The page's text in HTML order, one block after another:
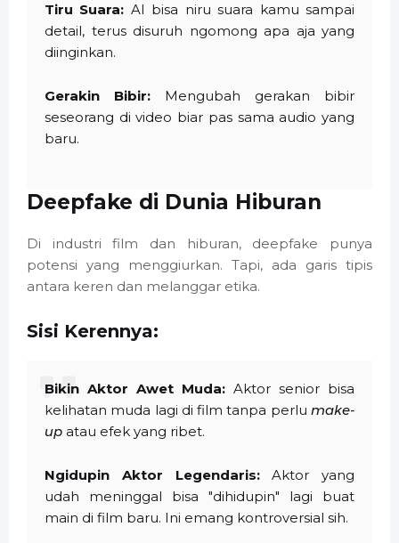
Tiru Suara: AI bisa niru suara kamu sampai
detail, terus disuruh ngomong apa aja yang
diinginkan.
Gerakin Bibir: Mengubah gerakan bibir
seseorang di video biar pas sama audio yang
baru.
Deepfake di Dunia Hiburan
Di industri film dan hiburan, deepfake punya
potensi yang menggiurkan. Tapi, ada garis tipis
antara keren dan melanggar etika.
Sisi Kerennya:
Bikin Aktor Awet Muda: Aktor senior bisa
kelihatan muda lagi di film tanpa perlu make-
up atau efek yang ribet.
Ngidupin Aktor Legendaris:Aktor yang
udah meninggal bisa "dihidupin" lagi buat
main di film baru. Ini emang kontroversial sih.